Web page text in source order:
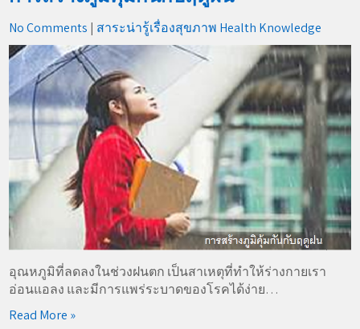
No Comments | สาระน่ารู้เรื่องสุขภาพ Health Knowledge
อุณหภูมิที่ลดลงในช่วงฝนตก เป็นสาเหตุที่ทำให้ร่างกายเรา
อ่อนแอลง และมีการแพร่ระบาดของโรคได้ง่าย…
Read More »